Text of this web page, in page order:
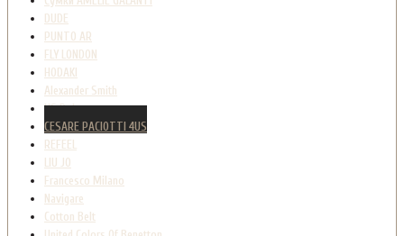
DUDE
PUNTO AR
FLY LONDON
HODAKI
Alexander Smith
US Polo
CESARE PACIOTTI 4US
REFEEL
LIU JO
Francesco Milano
Navigare
Cotton Belt